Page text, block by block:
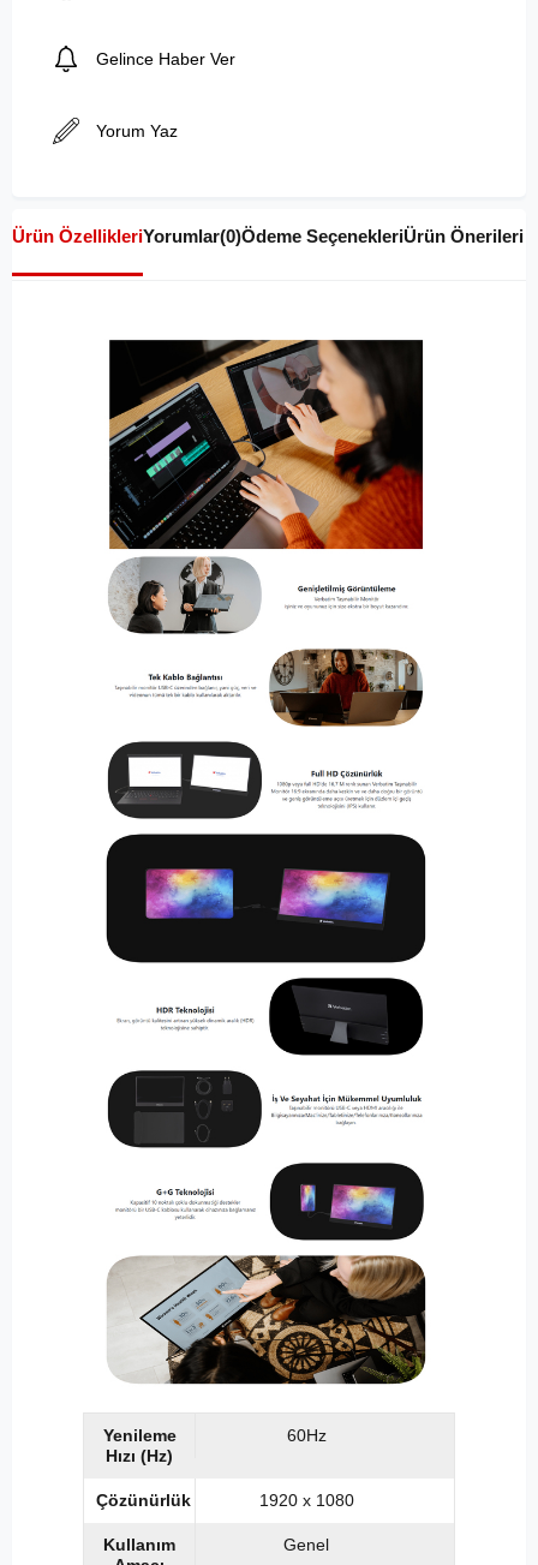
Gelince Haber Ver
Yorum Yaz
Ürün ÖzellikleriYorumlar(0)Ödeme SeçenekleriÜrün Önerileri
Yenileme
Hızı (Hz)
60Hz
Çözünürlük 1920 x 1080
Kullanım
Genel